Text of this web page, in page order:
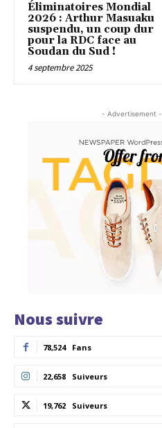
Éliminatoires Mondial
2026 : Arthur Masuaku
suspendu, un coup dur
pour la RDC face au
Soudan du Sud !
4 septembre 2025
- Advertisement -
Nous suivre
78,524 Fans
22,658 Suiveurs
19,762 Suiveurs